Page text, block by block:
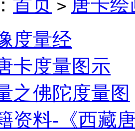
首页 > 唐卡绘
度量经
卡度量图示
之佛陀度量图
资料-《西藏